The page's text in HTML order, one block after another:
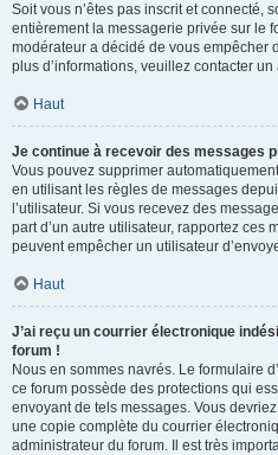
Soit vous n’êtes pas inscrit et connecté,
entièrement la messagerie privée sur le
modérateur a décidé de vous empêcher
plus d’informations, veuillez contacter
Haut
Je continue à recevoir des messages
Vous pouvez supprimer
en utilisant les règles de messages
l’utilisateur. Si vous recevez des
part d’un autre utilisateur, rapportez ces
peuvent empêcher un utilisateur
Haut
J’ai reçu un courrier électronique
forum !
Nous en sommes navrés. Le formulaire
ce forum possède des protections qui
envoyant de tels messages. Vous
une copie complète du courrier
administrateur du forum. Il est très